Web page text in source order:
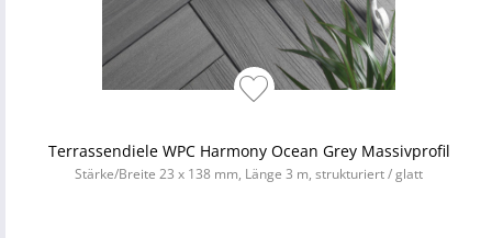
Terrassendiele WPC Harmony Ocean Grey Massivprofil
Stärke/Breite 23 x 138 mm, Länge 3 m, strukturiert / glatt